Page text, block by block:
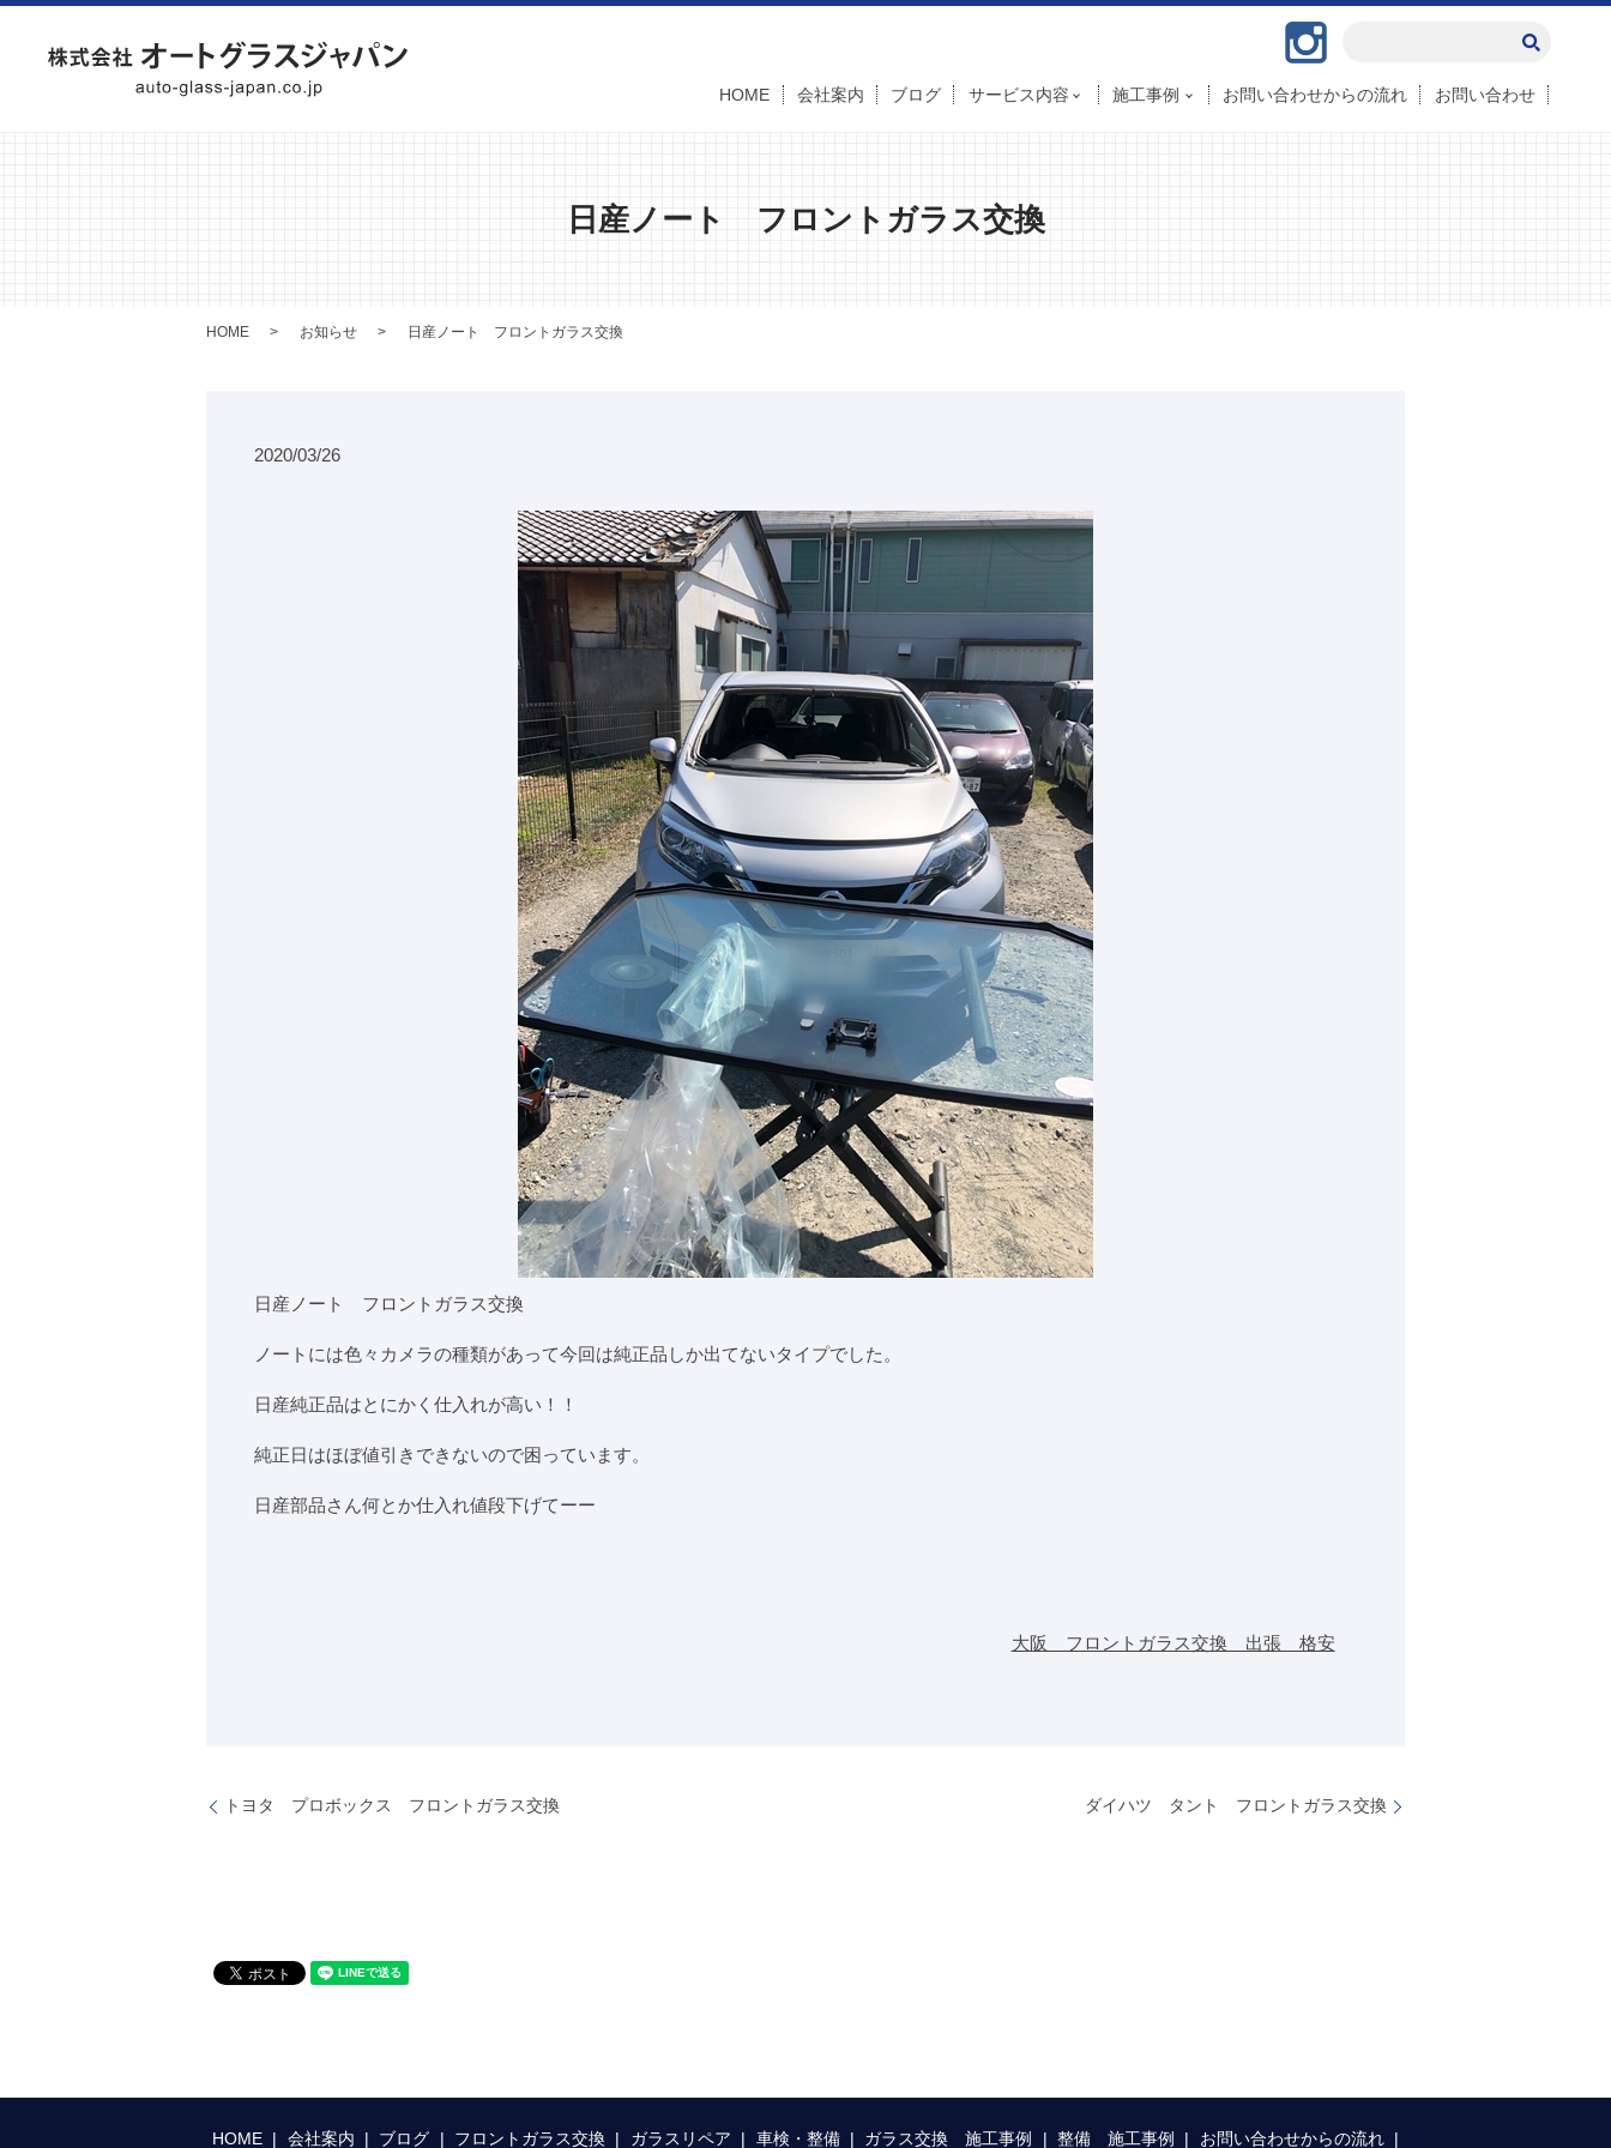
HOME 会社案内 ブログ サービス内容 施工事例 お問い合わせからの流れ お問い合わせ
日産ノート フロントガラス交換
HOME お知らせ 日産ノート フロントガラス交換
2020/03/26
日産ノート フロントガラス交換
ノートには色々カメラの種類があって今回は純正品しか出てないタイプでした。
日産純正品はとにかく仕入れが高い！！
純正日はほぼ値引きできないので困っています。
日産部品さん何とか仕入れ値段下げてーー
大阪 フロントガラス交換 出張 格安
トヨタ プロボックス フロントガラス交換 ダイハツ タント フロントガラス交換
HOME 会社案内 ブログ フロントガラス交換 ガラスリペア 車検・整備 ガラス交換 施工事例 整備 施工事例 お問い合わせからの流れ